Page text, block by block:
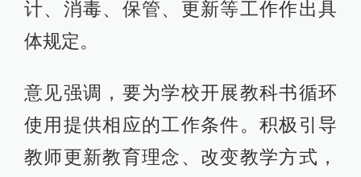
计、消毒、保管、更新等工作作出具
体规定。
意见强调，要为学校开展教科书循环
使用提供相应的工作条件。积极引导
教师更新教育理念、改变教学方式，